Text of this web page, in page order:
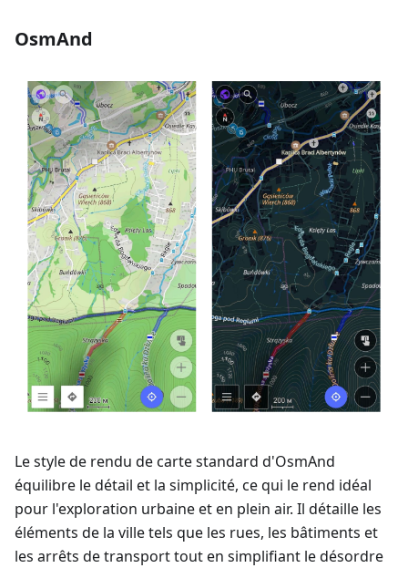
OsmAnd
Le style de rendu de carte standard d'OsmAnd
équilibre le détail et la simplicité, ce qui le rend idéal
pour l'exploration urbaine et en plein air. Il détaille les
éléments de la ville tels que les rues, les bâtiments et
les arrêts de transport tout en simplifiant le désordre